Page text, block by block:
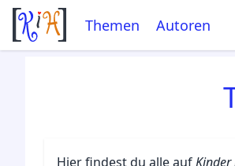
Themen Autoren
Hier findest du alle aufKinder